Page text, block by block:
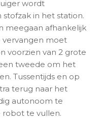
wordt
in het station.
meegaan afhankelijk
vervangen moet
voorzien van 2 grote
tweede om het
Tussentijds en op
terug naar het
autonoom te
robot te vullen.